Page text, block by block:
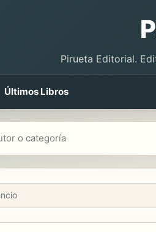
Pirueta Editorial.
Últimos Libros